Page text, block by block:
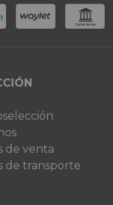
de venta
de transporte